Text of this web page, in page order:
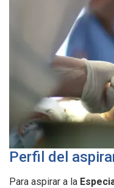
Perfil del
Para aspirar a la